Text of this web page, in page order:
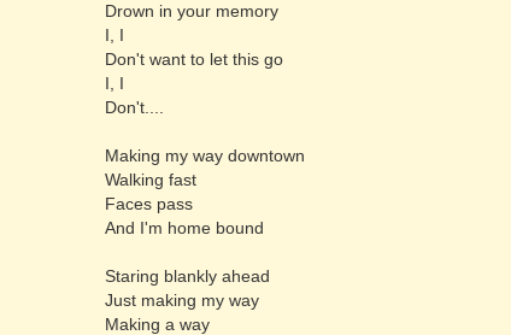
Drown in your memory
I, I
Don't want to let this go
I, I
Don't....
Making my way downtown
Walking fast
Faces pass
And I'm home bound
Staring blankly ahead
Just making my way
Making a way